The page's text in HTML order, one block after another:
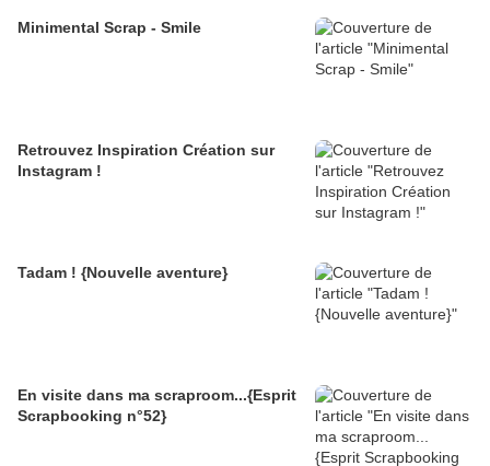
Minimental Scrap - Smile
Retrouvez Inspiration Création sur
Instagram !
Tadam ! {Nouvelle aventure}
En visite dans ma scraproom...{Esprit
Scrapbooking n°52}